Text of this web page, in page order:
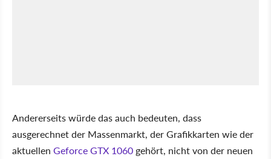
Andererseits würde das auch bedeuten, dass
ausgerechnet der Massenmarkt, der Grafikkarten wie der
aktuellen Geforce GTX 1060 gehört, nicht von der neuen